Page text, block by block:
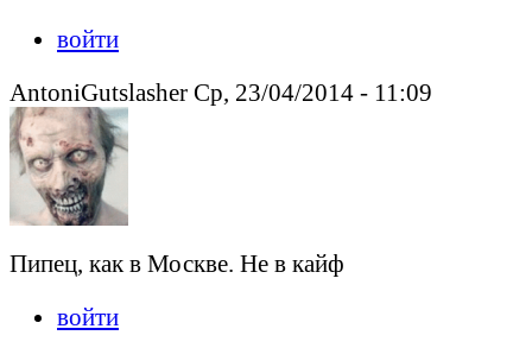
войти
AntoniGutslasher Ср, 23/04/2014 - 11:09
Пипец, как в Москве. Не в кайф
войти